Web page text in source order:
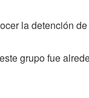
la detención
grupo fue